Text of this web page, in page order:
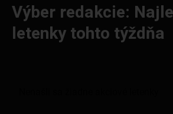
Výber redakcie:
letenky tohto týždňa